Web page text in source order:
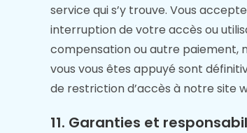
service qui s’y trouve. Vous
interruption de votre accès ou
compensation ou autre paiement,
vous vous êtes appuyé sont
de restriction d’accès à notre site
11. Garanties et